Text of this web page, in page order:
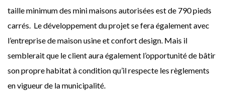
taille minimum des mini maisons autorisées est de 790 pieds
carrés. Le développement du projet se fera également avec
l’entreprise de maison usine et confort design. Mais il
semblerait que le client aura également l’opportunité de bâtir
son propre habitat à condition qu’il respecte les règlements
en vigueur de la municipalité.